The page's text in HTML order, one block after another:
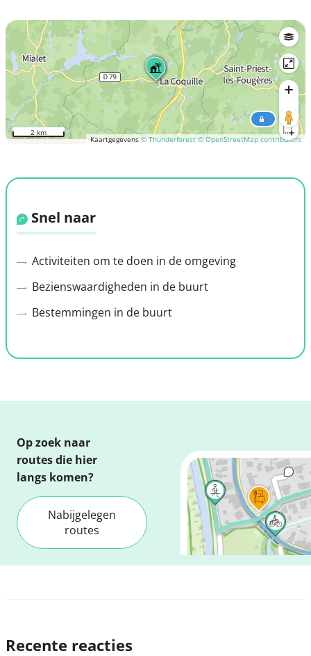
Kaartgegevens© Thunderforest © OpenStreetMap contributors
2 km
Snel naar
Activiteiten om te doen in de omgeving
Bezienswaardigheden in de buurt
Bestemmingen in de buurt
Op zoek naar
routes die hier
langs komen?
Nabijgelegen
routes
Recente reacties